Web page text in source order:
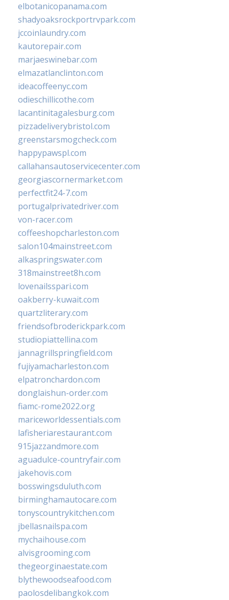
elbotanicopanama.com
shadyoaksrockportrvpark.com
jccoinlaundry.com
kautorepair.com
marjaeswinebar.com
elmazatlanclinton.com
ideacoffeenyc.com
odieschillicothe.com
lacantinitagalesburg.com
pizzadeliverybristol.com
greenstarsmogcheck.com
happypawspl.com
callahansautoservicecenter.com
georgiascornermarket.com
perfectfit24-7.com
portugalprivatedriver.com
von-racer.com
coffeeshopcharleston.com
salon104mainstreet.com
alkaspringswater.com
318mainstreet8h.com
lovenailsspari.com
oakberry-kuwait.com
quartzliterary.com
friendsofbroderickpark.com
studiopiattellina.com
jannagrillspringfield.com
fujiyamacharleston.com
elpatronchardon.com
donglaishun-order.com
fiamc-rome2022.org
mariceworldessentials.com
lafisheriarestaurant.com
915jazzandmore.com
aguadulce-countryfair.com
jakehovis.com
bosswingsduluth.com
birminghamautocare.com
tonyscountrykitchen.com
jbellasnailspa.com
mychaihouse.com
alvisgrooming.com
thegeorginaestate.com
blythewoodseafood.com
paolosdelibangkok.com